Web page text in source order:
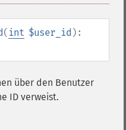
( int $user_id ):
über den Benutzer
ID verweist.